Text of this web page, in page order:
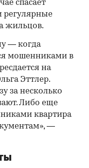
спасает
регулярные
жильцов.
— когда
мошенниками в
на
Эттлер.
за несколько
Либо еще
квартира
—